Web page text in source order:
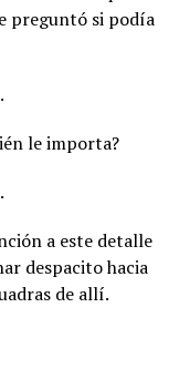
preguntó si podía
le importa?
a este detalle
despacito hacia
de allí.